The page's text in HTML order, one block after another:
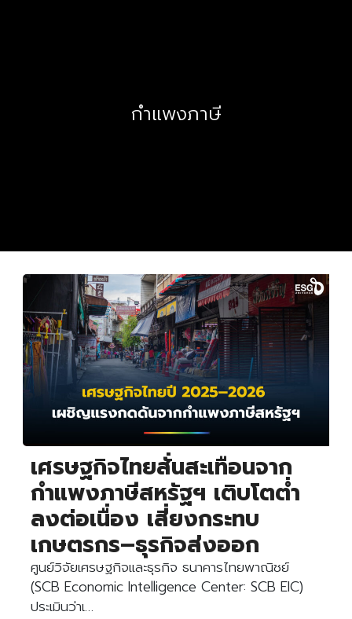
กำแพงภาษี
เศรษฐกิจไทยสั่นสะเทือนจาก
กำแพงภาษีสหรัฐฯ เติบโตต่ำ
ลงต่อเนื่อง เสี่ยงกระทบ
เกษตรกร–ธุรกิจส่งออก
ศูนย์วิจัยเศรษฐกิจและธุรกิจ ธนาคารไทยพาณิชย์
(SCB Economic Intelligence Center: SCB EIC)
ประเมินว่าเ…